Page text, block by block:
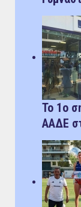
Το 1ο
ΑΑΔΕ